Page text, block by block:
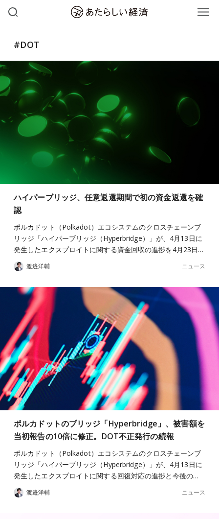
#DOT
ハイパーブリッジ、任意返還期間で初の資金返還を確
認
ポルカドット（Polkadot）エコシステムのクロスチェーンブ
リッジ「ハイパーブリッジ（Hyperbridge）」が、4月13日に
発生したエクスプロイトに関する資金回収の進捗を4月23日…
渡邉洋輔 ニュース
ポルカドットのブリッジ「Hyperbridge」、被害額を
当初報告の10倍に修正。DOT不正発行の続報
ポルカドット（Polkadot）エコシステムのクロスチェーンブ
リッジ「ハイパーブリッジ（Hyperbridge）」が、4月13日に
発生したエクスプロイトに関する回復対応の進捗と今後の…
渡邉洋輔 ニュース